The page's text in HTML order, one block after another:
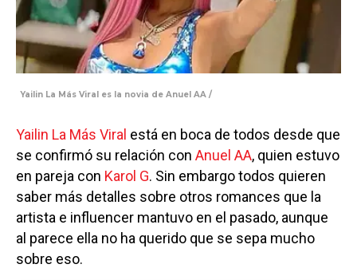
Yailin La Más Viral es la novia de Anuel AA /
Yailin La Más Viral está en boca de todos desde que
se confirmó su relación con Anuel AA, quien estuvo
en pareja con Karol G. Sin embargo todos quieren
saber más detalles sobre otros romances que la
artista e influencer mantuvo en el pasado, aunque
al parece ella no ha querido que se sepa mucho
sobre eso.